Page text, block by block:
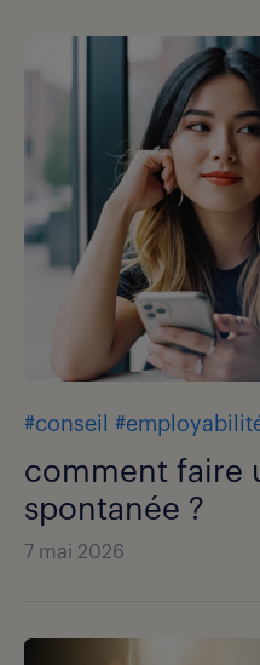
#conseil
comment faire
spontanée ?
7 mai 2026